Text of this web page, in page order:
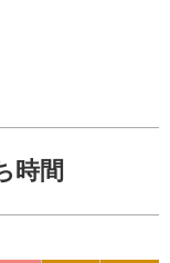
時間